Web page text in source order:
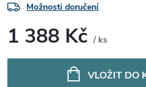
Možnosti doručení
1 388 Kč / ks
VLOŽIT DO